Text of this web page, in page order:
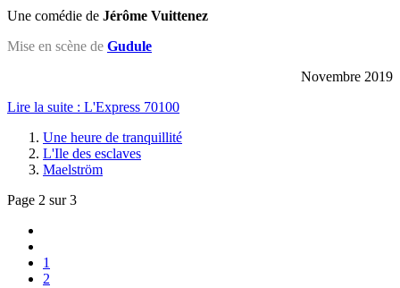
Une comédie de Jérôme Vuittenez
Mise en scène de Gudule
Novembre 2019
Lire la suite : L'Express 70100
Une heure de tranquillité
L'Ile des esclaves
Maelström
Page 2 sur 3
1
2